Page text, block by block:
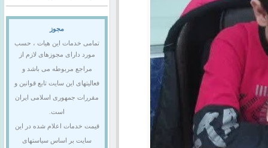
مجوز
تمامی خدمات این هیات ، حسب
مورد دارای مجوزهای لازم از
مراجع مربوطه می باشد و
فعالیتهای این سایت تابع قوانین و
مقررات جمهوری اسلامی ایران
است.
قیمت خدمات اعلام شده در این
سایت بر اساس سیاستهای